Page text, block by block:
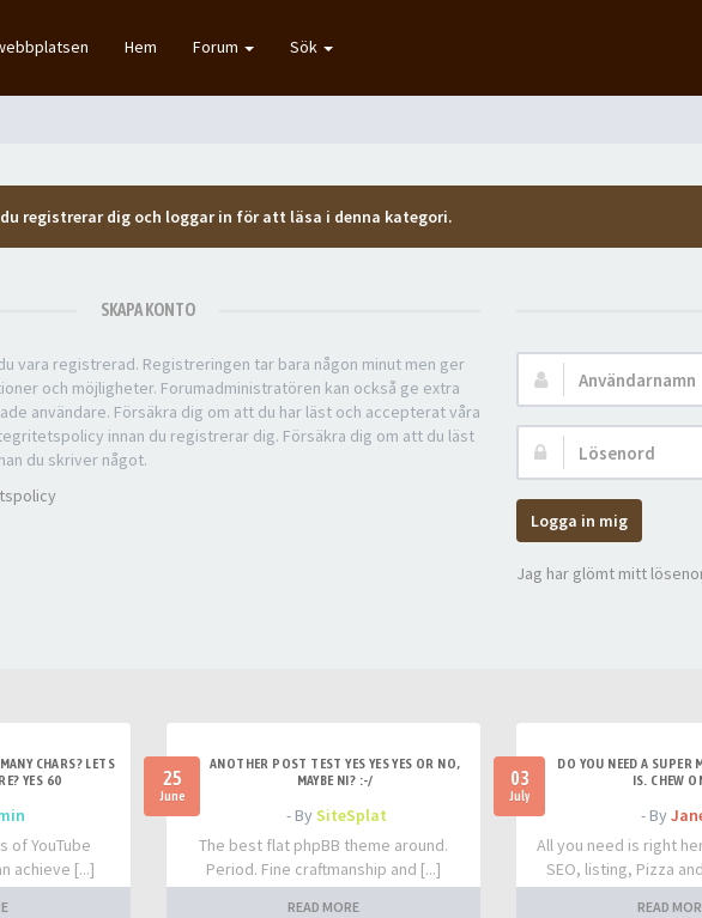
Hem Forum Sök
registrerar dig och loggar in för att läsa i denna kategori.
SKAPA KONTO
vara registrerad. Registreringen tar bara någon minut men ger
och möjligheter. Forumadministratören kan också ge extra
användare. Försäkra dig om att du har läst och accepterat våra
innan du registrerar dig. Försäkra dig om att du läst
du skriver något.
Användarnamn:
Lösenord:
Logga in mig
Jag har glömt mitt
CHARS? LETS
YES 60
of YouTube
achieve [...]
25
June
ANOTHER POST TEST YES YES YES OR NO,
MAYBE NI? :-/
- BySiteSplat
The best flat phpBB theme around.
Period. Fine craftmanship and [...]
READ MORE
03
July
DO YOU NEED A SUPER
IS. CHEW
- By
All you need is right
SEO, listing, Pizza
READ